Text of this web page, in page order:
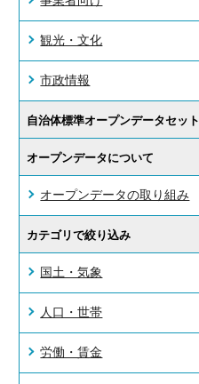
観光・文化
市政情報
自治体標準オープンデータセット
オープンデータについて
オープンデータの取り組み
カテゴリで絞り込み
国土・気象
人口・世帯
労働・賃金